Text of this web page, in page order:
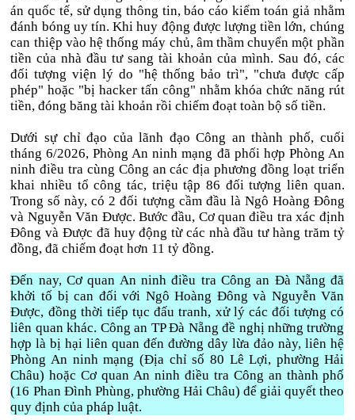
án quốc tế, sử dụng thông tin, báo cáo kiểm toán giả nhằm
đánh bóng uy tín. Khi huy động được lượng tiền lớn, chúng
can thiệp vào hệ thống máy chủ, âm thầm chuyển một phần
tiền của nhà đầu tư sang tài khoản của mình. Sau đó, các
đối tượng viện lý do "hệ thống bảo trì", "chưa được cấp
phép" hoặc "bị hacker tấn công" nhằm khóa chức năng rút
tiền, đóng băng tài khoản rồi chiếm đoạt toàn bộ số tiền.
Dưới sự chỉ đạo của lãnh đạo Công an thành phố, cuối
tháng 6/2026, Phòng An ninh mạng đã phối hợp Phòng An
ninh điều tra cùng Công an các địa phương đồng loạt triển
khai nhiều tổ công tác, triệu tập 86 đối tượng liên quan.
Trong số này, có 2 đối tượng cầm đầu là Ngô Hoàng Đông
và Nguyễn Văn Được. Bước đầu, Cơ quan điều tra xác định
Đông và Được đã huy động từ các nhà đầu tư hàng trăm tỷ
đồng, đã chiếm đoạt hơn 11 tỷ đồng.
Đến nay, Cơ quan An ninh điều tra Công an Đà Nẵng đã
khởi tố bị can đối với Ngô Hoàng Đông và Nguyễn Văn
Được, đồng thời tiếp tục đấu tranh, xử lý các đối tượng có
liên quan khác. Công an TP Đà Nẵng đề nghị những trường
hợp là bị hại liên quan đến đường dây lừa đảo này, liên hệ
Phòng An ninh mạng (Địa chỉ số 80 Lê Lợi, phường Hải
Châu) hoặc Cơ quan An ninh điều tra Công an thành phố
(16 Phan Đình Phùng, phường Hải Châu) để giải quyết theo
quy định của pháp luật.